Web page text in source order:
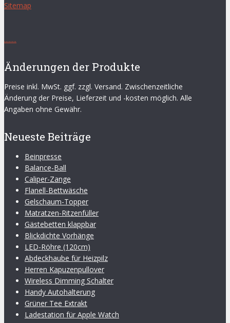
Sitemap
........
Änderungen der Produkte
Preise inkl. MwSt. ggf. zzgl. Versand. Zwischenzeitliche
Änderung der Preise, Lieferzeit und -kosten möglich. Alle
Angaben ohne Gewähr.
Neueste Beiträge
Beinpresse
Balance-Ball
Caliper-Zange
Flanell-Bettwäsche
Gelschaum-Topper
Matratzen-Ritzenfüller
Gästebetten klappbar
Blickdichte Vorhänge
LED-Röhre (120cm)
Abdeckhaube für Heizpilz
Herren Kapuzenpullover
Wireless Dimming Schalter
Handy Autohalterung
Grüner Tee Extrakt
Ladestation für Apple Watch